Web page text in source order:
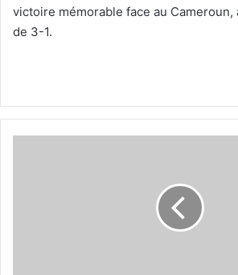
victoire mémorable face au Cameroun,
de 3-1.